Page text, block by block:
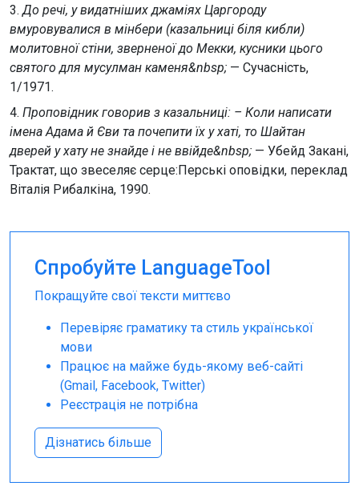
3.До речі, у видатніших джаміях Царгороду
вмуровувалися в мінбери (казальниці біля кибли)
молитовної стіни, зверненої до Мекки, кусники цього
святого для мусулман каменя&nbsp; — Сучасність,
1/1971.
4. Проповідник говорив з казальниці: – Коли написати
імена Адама й Єви та почепити їх у хаті, то Шайтан
дверей у хату не знайде і не ввійде&nbsp; — Убейд Закані,
Трактат, що звеселяє серце:Перські оповідки, переклад
Віталія Рибалкіна, 1990.
Спробуйте LanguageTool
Покращуйте свої тексти миттєво
Перевіряє граматику та стиль української
мови
Працює на майже будь-якому веб-сайті
(Gmail, Facebook, Twitter)
Реєстрація не потрібна
Дізнатись більше